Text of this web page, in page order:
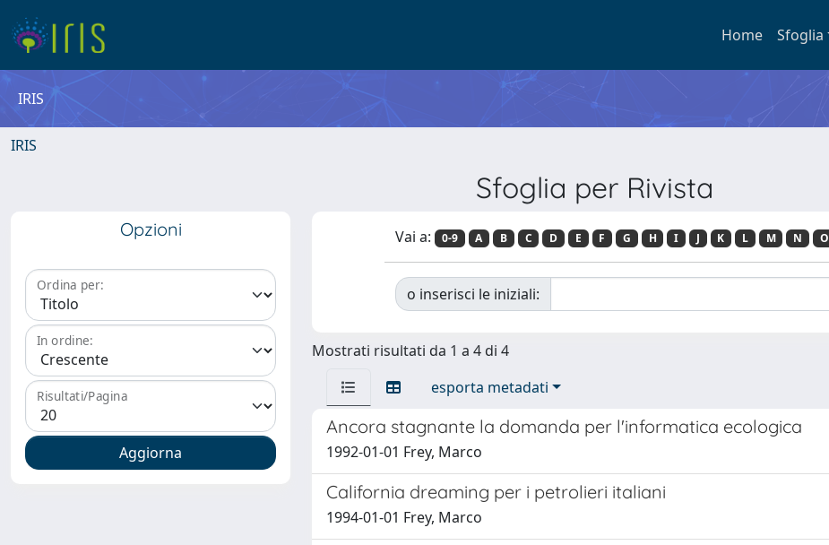
Home Sfoglia
IRIS
IRIS
Sfoglia per Rivista
Opzioni
Ordina per:
In ordine:
Risultati/Pagina
Vai a: 0-9 A B C D E F G H I J K L M N O
o inserisci le iniziali:
Mostrati risultati da 1 a 4 di 4
esporta metadati
Ancora stagnante la domanda per l'informatica ecologica
1992-01-01 Frey, Marco
California dreaming per i petrolieri italiani
1994-01-01 Frey, Marco